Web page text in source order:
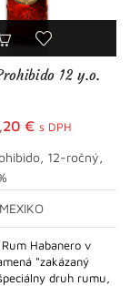
12 y.o.
€ s DPH
12-ročný,
MEXIKO
Habanero v
"zakázaný
druh rumu,